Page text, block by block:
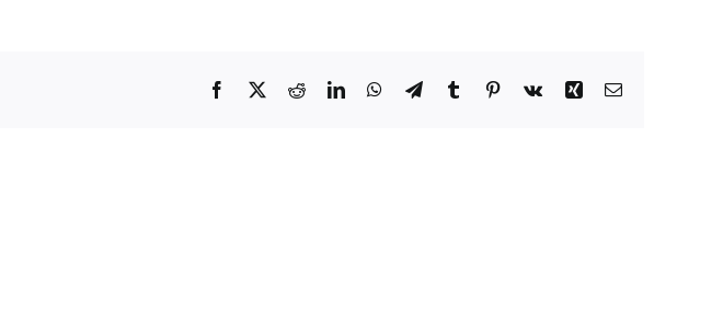
Facebook
X RedditLinkedInWhatsApp
TelegramTumblr Pinterest
Vk Xing Correo